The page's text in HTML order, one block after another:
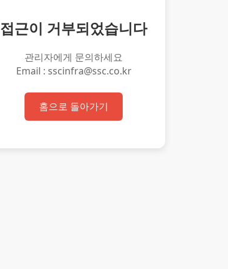
접근이 거부되었습니다
관리자에게 문의하세요
Email : sscinfra@ssc.co.kr
홈으로 돌아가기